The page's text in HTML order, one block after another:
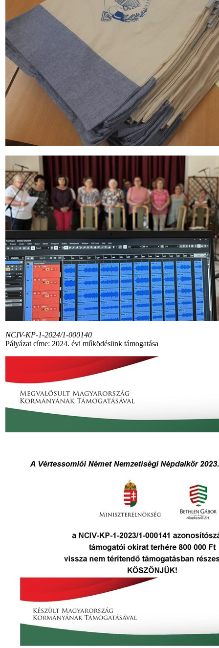
NCIV-KP-1-2024/1-000140
Pályázat címe: 2024. évi működésünk támogatása